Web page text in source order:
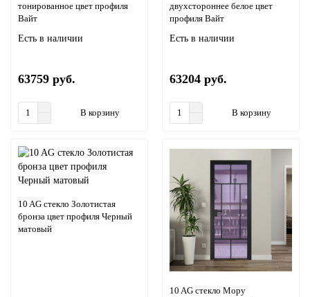
тонированное цвет профиля
Вайт
Есть в наличии
63759 руб.
В корзину
двухстороннее белое цвет
профиля Вайт
Есть в наличии
63204 руб.
В корзину
10 AG стекло Золотистая
бронза цвет профиля Черный
матовый
10 AG стекло Мору